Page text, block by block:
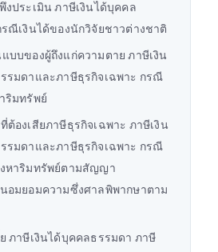
งประเมิน ภาษีเงินได้บุคคล
ณีเงินได้ของนักวิจัยชาวต่างชาติ
บบของผู้ถึงแก่ความตาย ภาษีเงิน
รมดาและภาษีธุรกิจเฉพาะ กรณี
ริมทรัพย์
ต้องเสียภาษีธุรกิจเฉพาะ ภาษีเงิน
รมดาและภาษีธุรกิจเฉพาะ กรณี
หาริมทรัพย์ตามสัญญา
อมยอมความซึ่งศาลพิพากษาตาม
ภาษีเงินได้บุคคลธรรมดา ภาษี